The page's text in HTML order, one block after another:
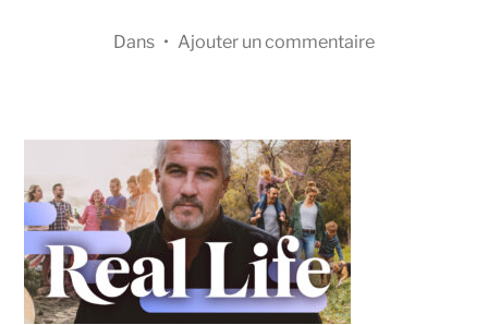
Sandra
Boucher
Dans • Ajouter un commentaire